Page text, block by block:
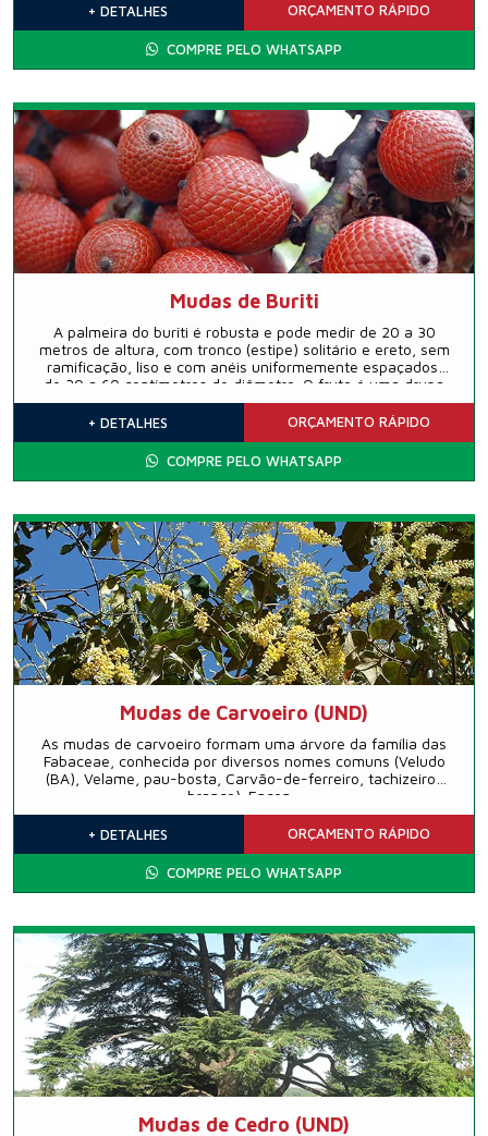
+ DETALHES ORÇAMENTO RÁPIDO
COMPRE PELO WHATSAPP
Mudas de Buriti
A palmeira do buriti é robusta e pode medir de 20 a 30
metros de altura, com tronco (estipe) solitário e ereto, sem
ramificação, liso e com anéis uniformemente espaçados,
de 30 a 60 centímetros de diâmetro. O fruto é uma drupa
globoso-alongada de 4 a 7 centímetros de comprimento.
Comum em toda a Amazônia, Nordeste, Centro Oeste e
estado de São Paulo.
+ DETALHES ORÇAMENTO RÁPIDO
COMPRE PELO WHATSAPP
Mudas de Carvoeiro (UND)
As mudas de carvoeiro formam uma árvore da família das
Fabaceae, conhecida por diversos nomes comuns (Veludo
(BA), Velame, pau-bosta, Carvão-de-ferreiro, tachizeiro-
branco). Encon...
+ DETALHES ORÇAMENTO RÁPIDO
COMPRE PELO WHATSAPP
Mudas de Cedro (UND)